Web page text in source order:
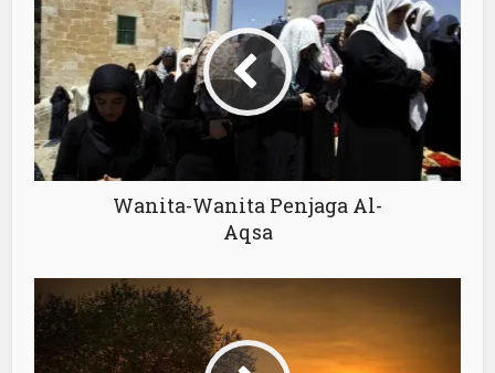
Wanita-Wanita Penjaga Al-
Aqsa